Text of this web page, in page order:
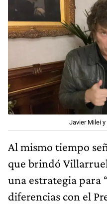
Javier Milei y
Al mismo tiempo
que brindó
una estrategia para
diferencias con el